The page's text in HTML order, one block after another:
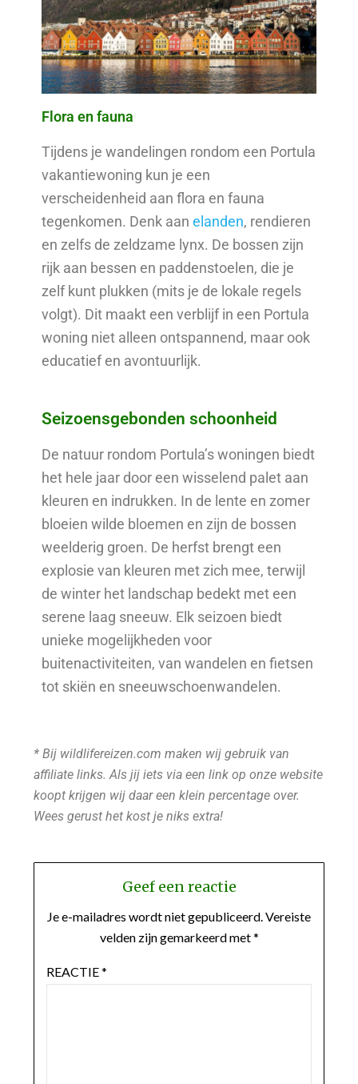
Flora en fauna
Tijdens je wandelingen rondom een Portula
vakantiewoning kun je een
verscheidenheid aan flora en fauna
tegenkomen. Denk aanelanden, rendieren
en zelfs de zeldzame lynx. De bossen zijn
rijk aan bessen en paddenstoelen, die je
zelf kunt plukken (mits je de lokale regels
volgt). Dit maakt een verblijf in een Portula
woning niet alleen ontspannend, maar ook
educatief en avontuurlijk.
Seizoensgebonden schoonheid
De natuur rondom Portula’s woningen biedt
het hele jaar door een wisselend palet aan
kleuren en indrukken. In de lente en zomer
bloeien wilde bloemen en zijn de bossen
weelderig groen. De herfst brengt een
explosie van kleuren met zich mee, terwijl
de winter het landschap bedekt met een
serene laag sneeuw. Elk seizoen biedt
unieke mogelijkheden voor
buitenactiviteiten, van wandelen en fietsen
tot skiën en sneeuwschoenwandelen.
* Bij wildlifereizen.com maken wij gebruik van
affiliate links. Als jij iets via een link op onze website
koopt krijgen wij daar een klein percentage over.
Wees gerust het kost je niks extra!
Geef een reactie
Je e-mailadres wordt niet gepubliceerd. Vereiste
velden zijn gemarkeerd met*
REACTIE*